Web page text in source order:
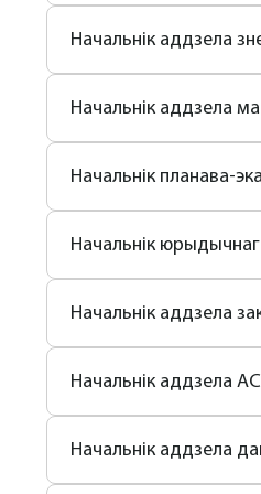
Начальнік аддзела
Начальнік аддзела
Начальнік планава-
Начальнік
Начальнік аддзела
Начальнік аддзела
Начальнік аддзела